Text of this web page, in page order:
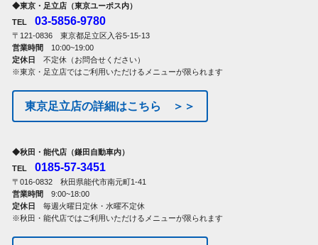
◆東京・足立店（東京ユーポス内）
TEL
03-5856-9780
〒121-0836 東京都足立区入谷5-15-13
営業時間 10:00~19:00
定休日
不定休（お問合せください）
※東京・足立店ではご利用いただけるメニューが限られます
東京足立店の詳細はこちら ＞＞
◆秋田・能代店（鎌田自動車内）
TEL
0185-57-3451
〒016-0832 秋田県能代市南元町1-41
営業時間 9:00~18:00
定休日
毎週火曜日定休・水曜不定休
※秋田・能代店ではご利用いただけるメニューが限られます